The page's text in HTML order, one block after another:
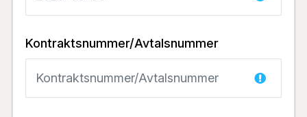
Kontraktsnummer/Avtalsnummer